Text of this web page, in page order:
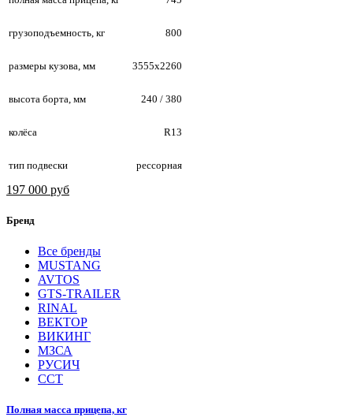
грузоподъемность, кг 800
размеры кузова, мм 3555х2260
высота борта, мм 240 / 380
колёса R13
тип подвески рессорная
197 000 руб
Бренд
Все бренды
MUSTANG
AVTOS
GTS-TRAILER
RINAL
ВЕКТОР
ВИКИНГ
МЗСА
РУСИЧ
ССТ
Полная масса прицепа, кг